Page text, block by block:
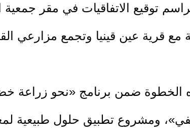
توقيع الاتفاقيات في مقر جمعية
مع قرية عين قينيا وتجمع مزارعي
الخطوة ضمن برنامج «نحو زراعة
ومشروع تطبيق حلول طبيعية